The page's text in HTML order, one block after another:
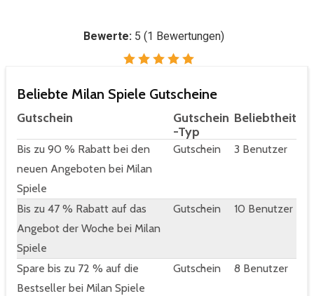
Bewerte: 5 (1 Bewertungen)
Beliebte Milan Spiele Gutscheine
Gutschein
Gutschein
-Typ
Beliebtheit
Bis zu 90 % Rabatt bei den
neuen Angeboten bei Milan
Spiele
Gutschein 3 Benutzer
Bis zu 47 % Rabatt auf das
Angebot der Woche bei Milan
Spiele
Gutschein 10 Benutzer
Spare bis zu 72 % auf die
Bestseller bei Milan Spiele
Gutschein 8 Benutzer